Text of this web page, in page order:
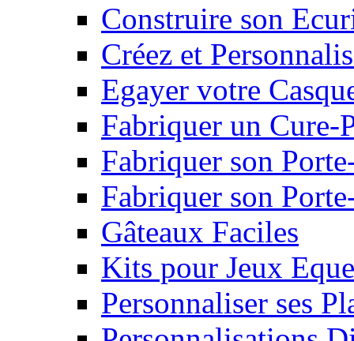
Construire son
Créez et
Egayer votre
Fabriquer un Cure-
Fabriquer son
Fabriquer son
Gâteaux Faciles
Kits pour Jeux
Personnaliser ses